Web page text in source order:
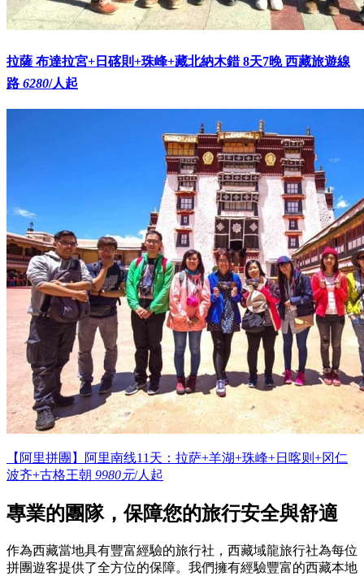
拉薩 布達拉宮+日碦則+珠峰+藏北納木錯 8天7晚 西藏旅遊線
路 6280/人起
【阿里拼團】阿里南线11天：拉萨+羊湖+珠峰+日喀则+冈仁
波齐+古格王朝 9980元/人起
專業的團隊，保障您的旅行安全與舒適
作為西藏當地具有豐富經驗的旅行社，西藏域龍旅行社為每位
拼團遊客提供了全方位的保障。我們擁有經驗豐富的西藏本地